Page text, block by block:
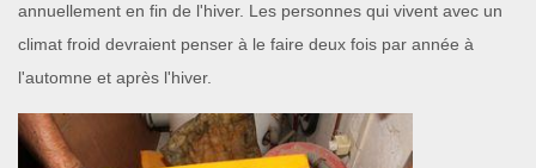
annuellement en fin de l'hiver. Les personnes qui vivent avec un
climat froid devraient penser à le faire deux fois par année à
l'automne et après l'hiver.